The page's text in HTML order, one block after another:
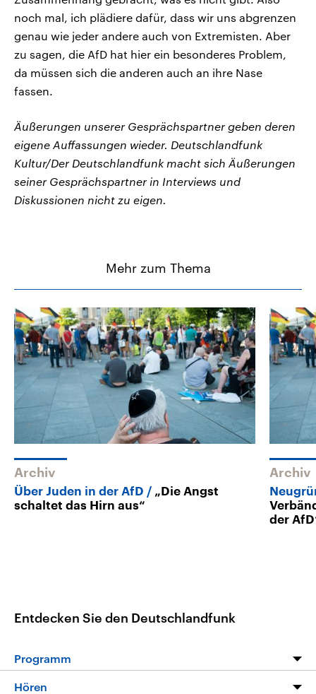
noch mal, ich plädiere dafür, dass wir uns abgrenzen
genau wie jeder andere auch von Extremisten. Aber
zu sagen, die AfD hat hier ein besonderes Problem,
da müssen sich die anderen auch an ihre Nase
fassen.
Äußerungen unserer Gesprächspartner geben deren
eigene Auffassungen wieder. Deutschlandfunk
Kultur/Der Deutschlandfunk macht sich Äußerungen
seiner Gesprächspartner in Interviews und
Diskussionen nicht zu eigen.
Mehr zum Thema
Archiv
Über Juden in der AfD
„Die Angst
schaltet das Hirn aus“
Archiv
der
Entdecken Sie den Deutschlandfunk
Programm
Programm
Hören